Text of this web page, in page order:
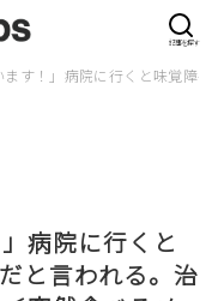
ます！」病院に行くと味覚障
病院に行くと
と言われる。治